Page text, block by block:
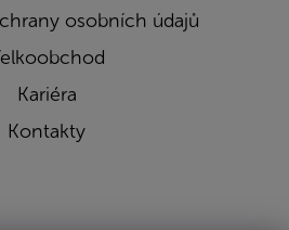
osobních údajů
Kariéra
Kontakty